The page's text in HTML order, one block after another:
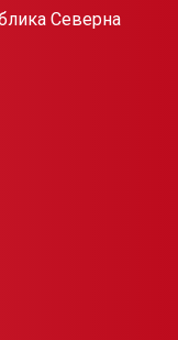
Северна